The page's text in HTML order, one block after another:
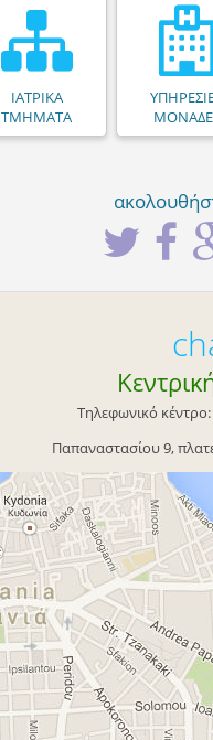
ΙΑΤΡΙΚΑ
ΤΜΗΜΑΤΑ
Τηλεφωνικό κέντρο:
Παπαναστασίου 9,